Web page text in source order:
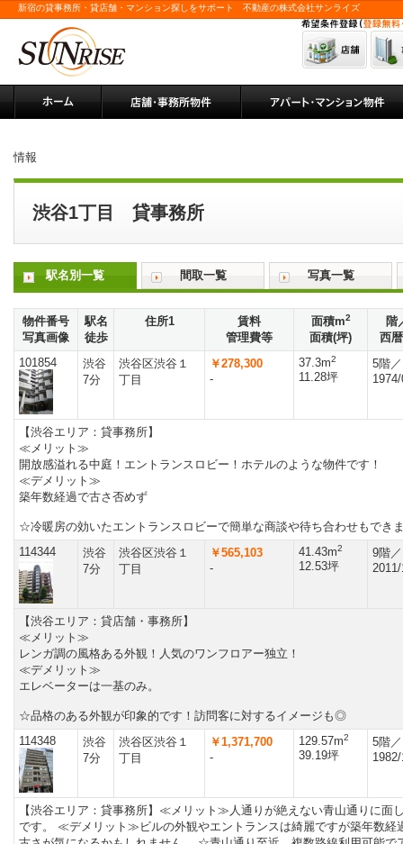
新宿の貸事務所・貸店舗・マンション探しをサポート 不動産の株式会社サンライズ
情報
渋谷1丁目 貸事務所
駅名別一覧 間取一覧 写真一覧
物件番号
写真画像
駅名
徒歩
住所1
賃料
管理費等
面積m2
面積(坪)
階
西
101854
渋谷
7分
渋谷区渋谷１
丁目
￥278,300
-
37.3m2
11.28坪
5階
【渋谷エリア：貸事務所】
≪メリット≫
開放感溢れる中庭！エントランスロビー！ホテルのような物件です！
≪デメリット≫
築年数経過で古さ否めず
☆冷暖房の効いたエントランスロビーで簡単な商談や待ち合わせもでき
114344
渋谷
7分
渋谷区渋谷１
丁目
￥565,103
-
41.43m2
12.53坪
9階
【渋谷エリア：貸店舗・事務所】
≪メリット≫
レンガ調の風格ある外観！人気のワンフロアー独立！
≪デメリット≫
エレベーターは一基のみ。
☆品格のある外観が印象的です！訪問客に対するイメージも◎
114348
渋谷
7分
渋谷区渋谷１
丁目
￥1,371,700
-
129.57m2
39.19坪
5階
【渋谷エリア：貸事務所】≪メリット≫人通りが絶えない青山通りに面
です。 ≪デメリット≫ビルの外観やエントランスは綺麗ですが築年数経